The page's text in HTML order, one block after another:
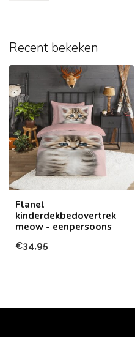
Recent bekeken
Flanel
kinderdekbedovertrek
meow - eenpersoons
€34,95